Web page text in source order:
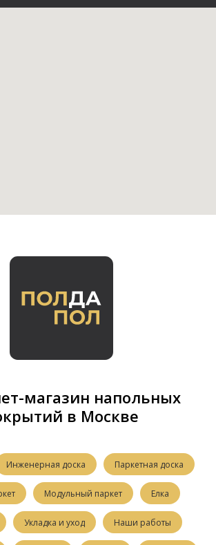
магазин напольных
в Москве
Инженерная доска Паркетная доска
Модульный паркет Елка
Укладка и уход Наши работы